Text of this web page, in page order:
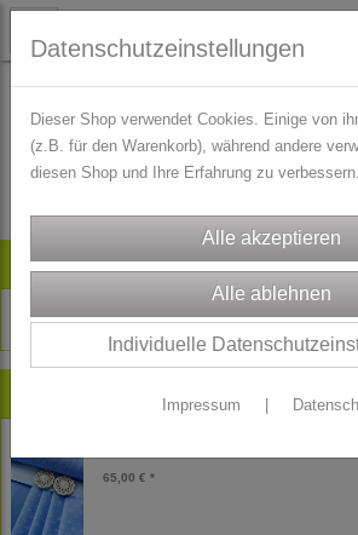
Artikelsuche
Neu im Shop
65,00 € *
Es wurden leider keine Produkte gefunden.
Datenschutzeinstellungen
Dieser Shop verwendet Cookies. Einige von
(z.B. für den Warenkorb), während andere
diesen Shop und Ihre Erfahrung zu verbessern.
Individuelle
Impressum